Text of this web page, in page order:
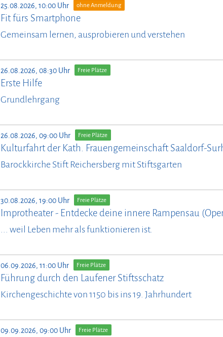
25.08.2026, 10:00 Uhr ohne Anmeldung
Fit fürs Smartphone
Gemeinsam lernen, ausprobieren und verstehen
26.08.2026, 08:30 Uhr Freie Plätze
Erste Hilfe
Grundlehrgang
26.08.2026, 09:00 Uhr Freie Plätze
Kulturfahrt der Kath. Frauengemeinschaft Saaldorf-
Barockkirche Stift Reichersberg mit Stiftsgarten
30.08.2026, 19:00 Uhr Freie Plätze
Improtheater - Entdecke deine innere Rampensau
... weil Leben mehr als funktionieren ist.
06.09.2026, 11:00 Uhr Freie Plätze
Führung durch den Laufener Stiftsschatz
Kirchengeschichte von 1150 bis ins 19. Jahrhundert
09.09.2026, 09:00 Uhr Freie Plätze